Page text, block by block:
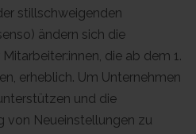
stillschweigenden
ändern sich die
die ab dem 1.
erheblich. Um Unternehmen
und die
von Neueinstellungen zu